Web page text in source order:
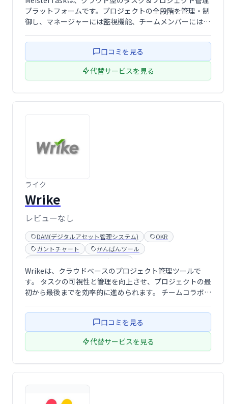
プラットフォームです。プロジェクトの全段階を管理・制
御し、マネージャーには監視機能、チームメンバーにはコ
ジェクトの迅速な完了を支援します。直感的な操作性で、
チームワークを効率化します。
口コミを見る
代替サービスを見る
ライク
Wrike
レビューなし
DAM(デジタルアセット管理システム)
OKR
ガントチャート
かんばんツール
コンテンツマーケティングツール
スケジュール・カレンダー
プロジェクト管理ツール
ワークフロー管理ツール
Wrikeは、クラウドベースのプロジェクト管理ツールで
す。 タスクの可視性と管理を向上させ、プロジェクトの最
初から最後までを効率的に進められます。 チームコラボレ
とで、生産性向上に貢献します。
口コミを見る
代替サービスを見る